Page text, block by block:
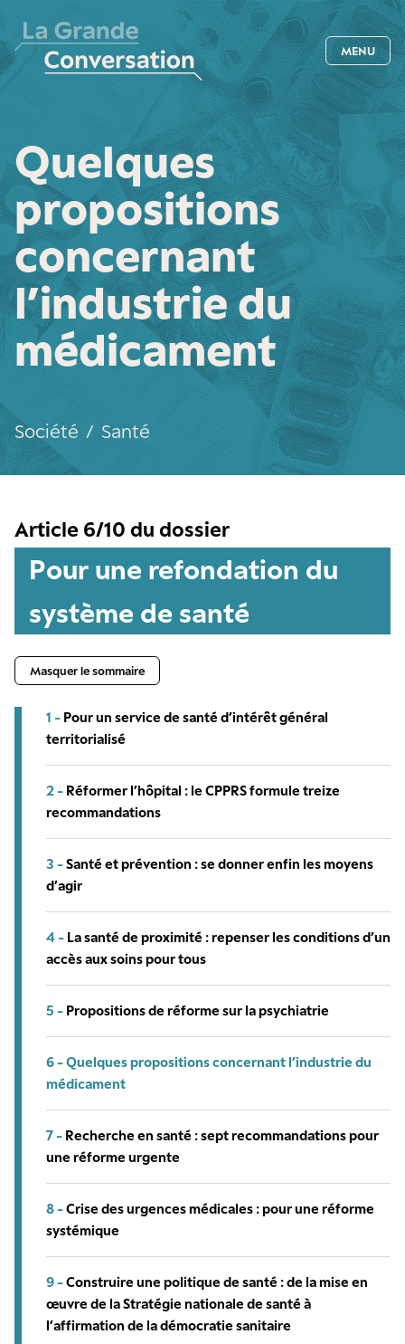
MENU
Quelques
propositions
concernant
l’industrie du
médicament
Société / Santé
Article 6/10 du dossier
Pour une refondation du
système de santé
Masquer le sommaire
1 - Pour un service de santé d’intérêt général
territorialisé
2 - Réformer l’hôpital : le CPPRS formule treize
recommandations
3 -Santé et prévention : se donner enfin les moyens
d’agir
4 - La santé de proximité : repenser les conditions d’un
accès aux soins pour tous
5 - Propositions de réforme sur la psychiatrie
6 -Quelques propositions concernant l’industrie du
médicament
7 - Recherche en santé : sept recommandations pour
une réforme urgente
8 -Crise des urgences médicales : pour une réforme
systémique
9 -Construire une politique de santé : de la mise en
œuvre de la Stratégie nationale de santé à
l’affirmation de la démocratie sanitaire